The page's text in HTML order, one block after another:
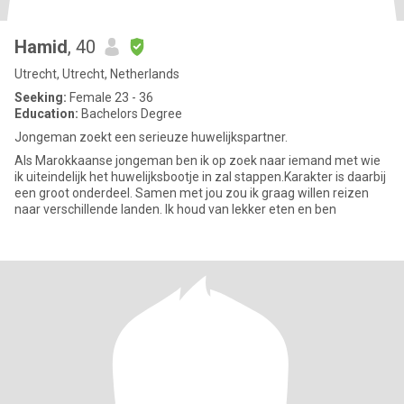
Hamid, 40
Utrecht, Utrecht, Netherlands
Seeking: Female 23 - 36
Education: Bachelors Degree
Jongeman zoekt een serieuze huwelijkspartner.
Als Marokkaanse jongeman ben ik op zoek naar iemand met wie
ik uiteindelijk het huwelijksbootje in zal stappen.Karakter is daarbij
een groot onderdeel. Samen met jou zou ik graag willen reizen
naar verschillende landen. Ik houd van lekker eten en ben